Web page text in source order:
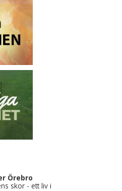
Örebro
skor - ett liv i